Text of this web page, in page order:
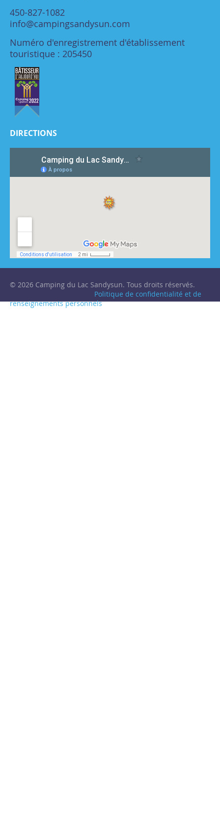
450-827-1082
info@campingsandysun.com
Numéro d'enregistrement d'établissement
touristique : 205450
DIRECTIONS
© 2026 Camping du Lac Sandysun. Tous droits réservés.
Politique de confidentialité et de
renseignements personnels